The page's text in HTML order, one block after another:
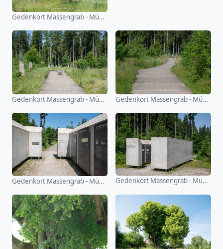
Gedenkort Massengrab - Mühldorfer Hart
Gedenkort Massengrab - Mühldorfer Hart Gedenkort Massengrab - Mühldorfer Hart
Gedenkort Massengrab - Mühldorfer Hart Gedenkort Massengrab - Mühldorfer Hart